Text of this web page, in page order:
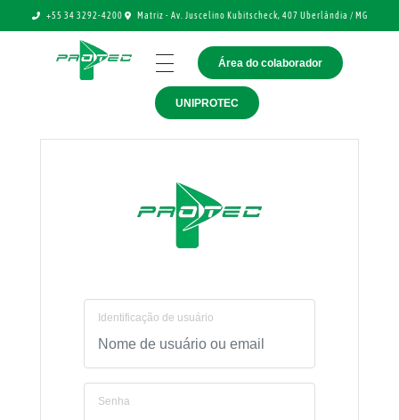
+55 34 3292-4200 Matriz - Av. Juscelino Kubitscheck, 407 Uberlândia / MG
Área do colaborador
UNIPROTEC
Identificação de usuário
Senha